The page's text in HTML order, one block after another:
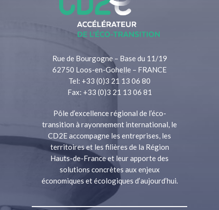
Rue de Bourgogne – Base du 11/19
62750 Loos-en-Gohelle – FRANCE
Tel: +33 (0)3 21 13 06 80
Fax: +33 (0)3 21 13 06 81
Pôle d’excellence régional de l’éco-
transition à rayonnement international, le
CD2E accompagne les entreprises, les
territoires et les filières de la Région
Hauts-de-France et leur apporte des
solutions concrètes aux enjeux
économiques et écologiques d’aujourd’hui.